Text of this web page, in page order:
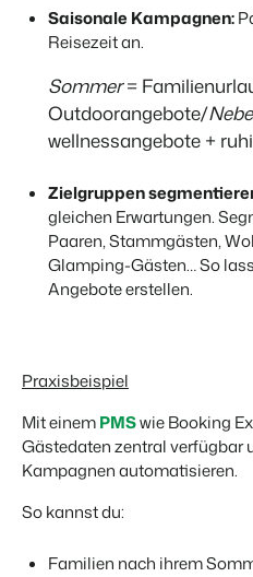
Saisonale Kampagnen:
Reisezeit an.
Sommer=
Outdoorangebote/
wellnessangebote +
Zielgruppen
gleichen Erwartungen.
Paaren, Stammgästen,
Glamping-Gästen… So
Angebote erstellen.
Praxisbeispiel
Mit einemPMSwie Booking
Gästedaten zentral verfügbar
Kampagnen automatisieren.
So kannst du:
Familien nach ihrem